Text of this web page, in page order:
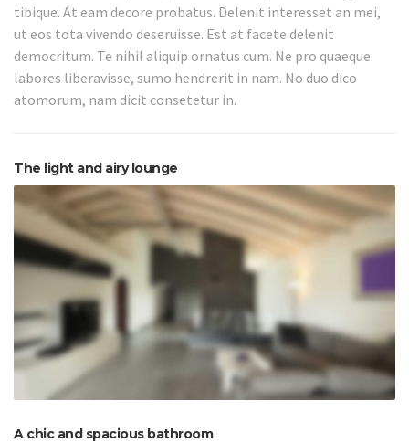
tibique. At eam decore probatus. Delenit interesset an mei,
ut eos tota vivendo deseruisse. Est at facete delenit
democritum. Te nihil aliquip ornatus cum. Ne pro quaeque
labores liberavisse, sumo hendrerit in nam. No duo dico
atomorum, nam dicit consetetur in.
The light and airy lounge
A chic and spacious bathroom